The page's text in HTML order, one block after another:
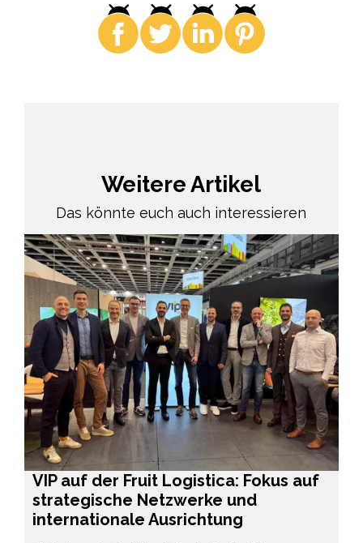
Weitere Artikel
Das könnte euch auch interessieren
VIP auf der Fruit Logistica: Fokus auf
strategische Netzwerke und
internationale Ausrichtung